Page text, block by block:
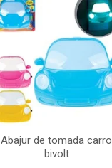
Abajur de tomada carro
bivolt